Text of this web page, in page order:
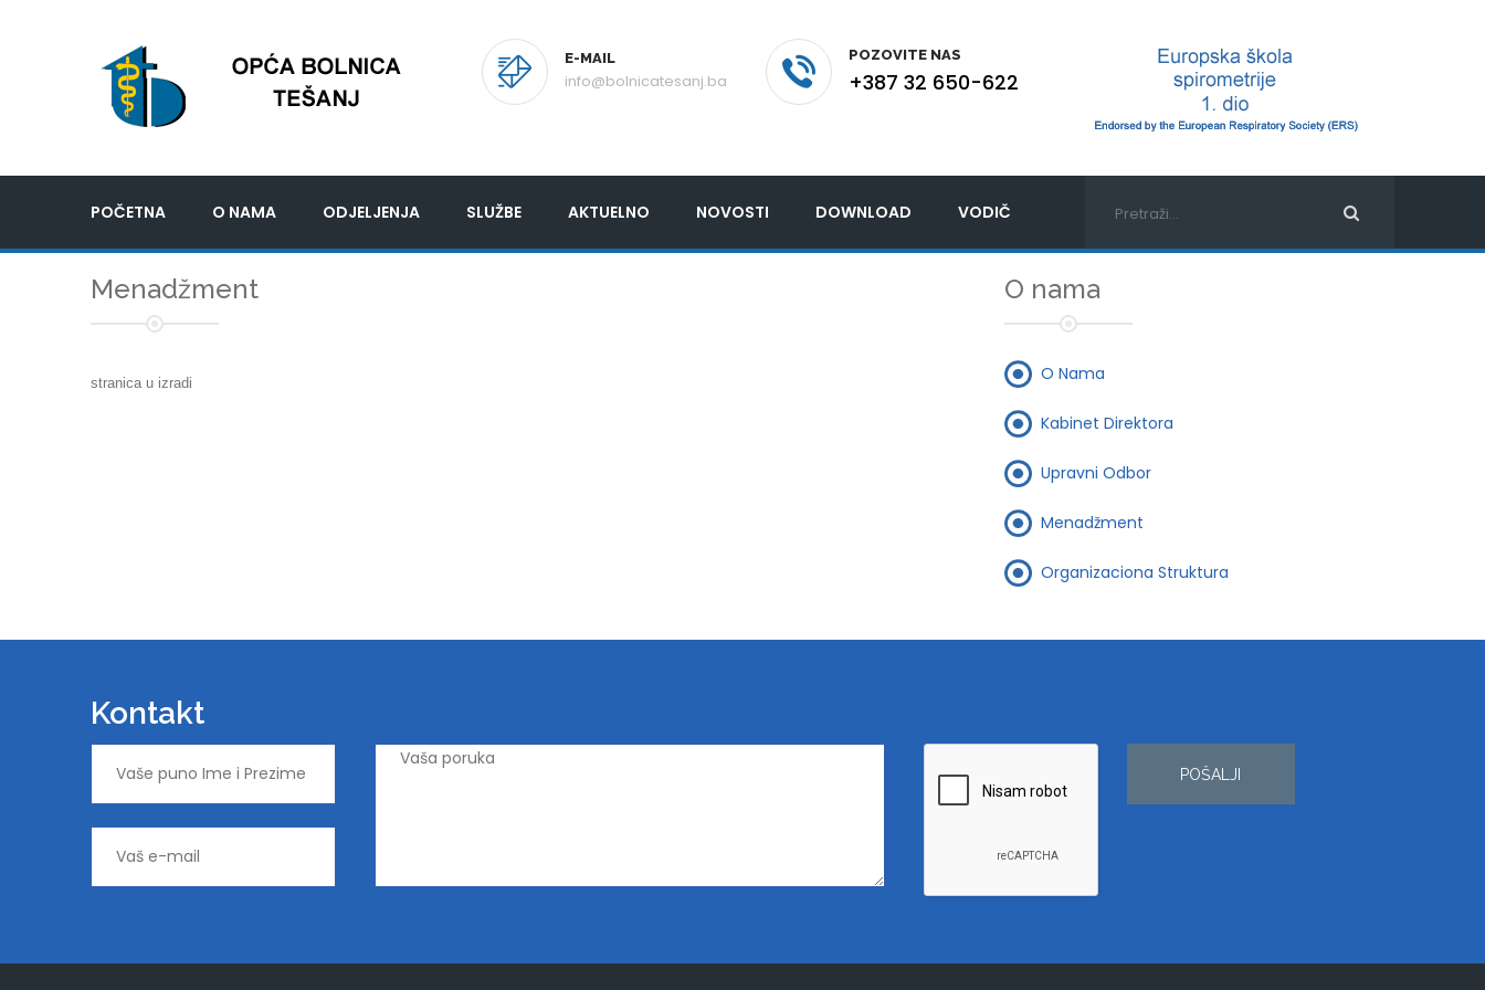
E-MAIL
info@bolnicatesanj.ba
POZOVITE NAS
+387 32 650-622
POČETNA O NAMA ODJELJENJA SLUŽBE AKTUELNO NOVOSTI DOWNLOAD VODIČ
Menadžment
stranica u izradi
O nama
O Nama
Kabinet Direktora
Upravni Odbor
Menadžment
Organizaciona Struktura
Kontakt
POŠALJI